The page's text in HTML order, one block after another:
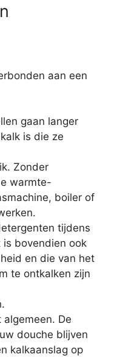
aan een
gaan langer
is die ze
Zonder
warmte-
boiler of
tijdens
is bovendien ook
en die van het
te ontkalken zijn
De
douche blijven
kalkaanslag op